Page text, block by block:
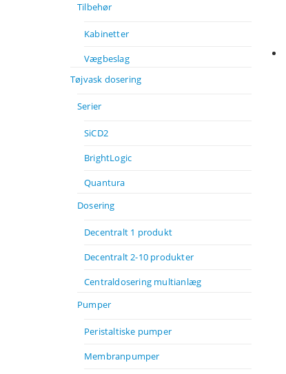
Tilbehør
Kabinetter
Vægbeslag
Tøjvask dosering
Serier
SiCD2
BrightLogic
Quantura
Dosering
Decentralt 1 produkt
Decentralt 2-10 produkter
Centraldosering multianlæg
Pumper
Peristaltiske pumper
Membranpumper